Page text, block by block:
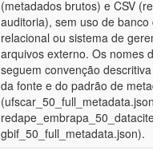
(metadados brutos) e CSV
auditoria), sem uso de banco
relacional ou sistema de
arquivos externo. Os nomes de
seguem convenção descritiva
da fonte e do padrão de
(ufscar_50_full_metadata.json,
gbif_50_full_metadata.json).